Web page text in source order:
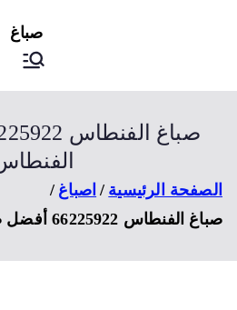
صباغ
الفنطاس
الرئيسية
اصباغ
الفنطاس 66225922 أفضل صباغ الفنطاس